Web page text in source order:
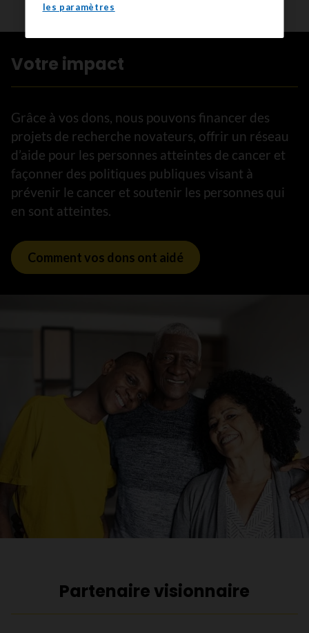
Votre impact
Grâce à vos dons, nous pouvons financer des
projets de recherche novateurs, offrir un réseau
d’aide pour les personnes atteintes de cancer et
façonner des politiques publiques visant à
prévenir le cancer et soutenir les personnes qui
en sont atteintes.
Comment vos dons ont aidé
Partenaire visionnaire
les paramètres